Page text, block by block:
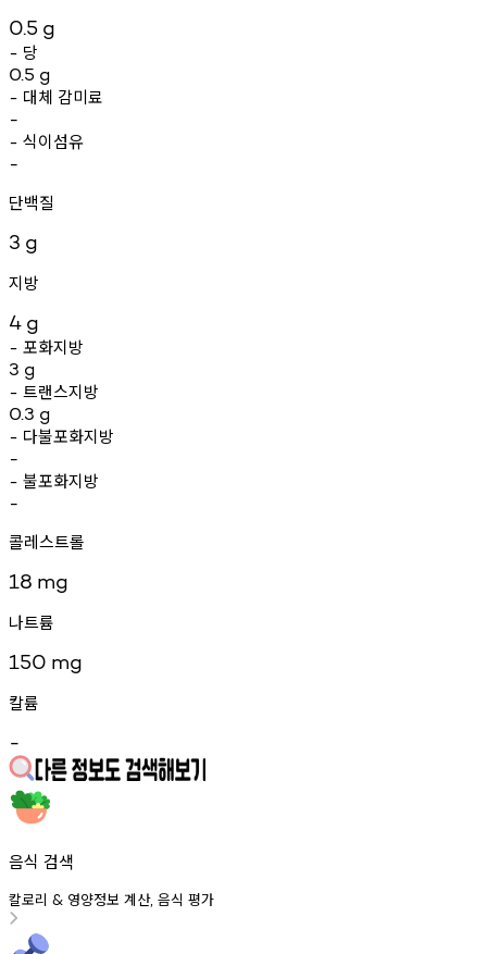
0.5 g
- 당
0.5 g
- 대체 감미료
-
- 식이섬유
-
단백질
3 g
지방
4 g
- 포화지방
3 g
- 트랜스지방
0.3 g
- 다불포화지방
-
- 불포화지방
-
콜레스트롤
18 mg
나트륨
150 mg
칼륨
-
음식 검색
칼로리 & 영양정보 계산, 음식 평가